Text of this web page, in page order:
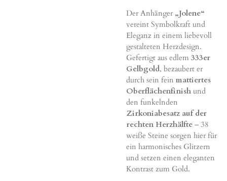
Der Anhänger „Jolene“
vereint Symbolkraft und
Eleganz in einem liebevoll
gestalteten Herzdesign.
Gefertigt aus edlem 333er
Gelbgold, bezaubert er
durch sein fein mattiertes
Oberflächenfinish und
den funkelnden
Zirkoniabesatz auf der
rechten Herzhälfte – 38
weiße Steine sorgen hier für
ein harmonisches Glitzern
und setzen einen eleganten
Kontrast zum Gold.